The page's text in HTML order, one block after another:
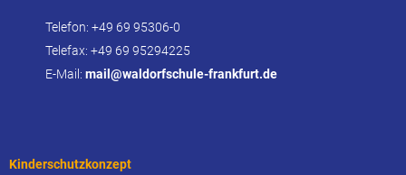
Telefon: +49 69 95306-0
Telefax: +49 69 95294225
E-Mail: mail@waldorfschule-frankfurt.de
Kinderschutzkonzept